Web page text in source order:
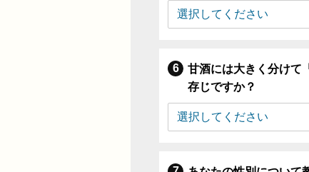
甘酒には大きく分けて
存じですか？